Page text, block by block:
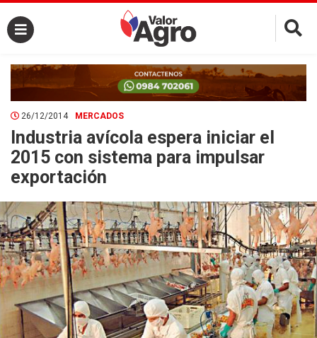
×
26/12/2014 MERCADOS
Industria avícola espera iniciar el
2015 con sistema para impulsar
exportación